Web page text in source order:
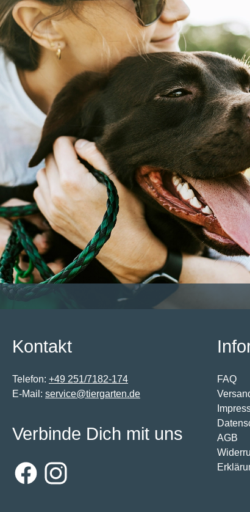
Kontakt
Telefon: +49 251/7182-174
E-Mail: service@tiergarten.de
FAQ
AGB
Verbinde Dich mit uns
FacebookInstagram